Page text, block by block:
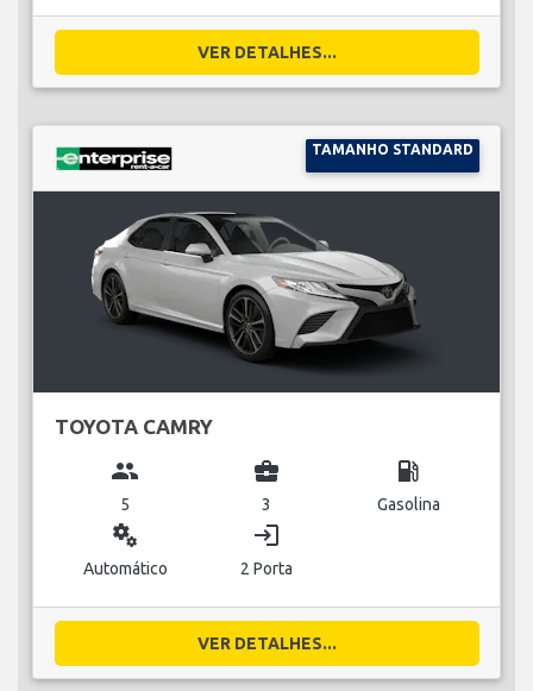
VER DETALHES...
TAMANHO STANDARD
TOYOTA CAMRY
group
5
business_center
3
local_gas_station
Gasolina
miscellaneous_services
Automático
login
2 Porta
VER DETALHES...